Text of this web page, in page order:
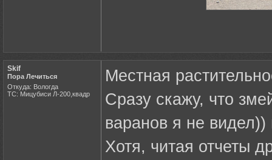
Skif
Пора Лечиться
Откуда: Вологда
ТС: Мицубиси Л-200,квадр
Местная
Сразу скажу, что
варанов я не
Хотя, читая отчеты